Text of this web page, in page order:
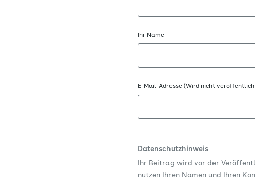
Ihr Name
E-Mail-Adresse (Wird nicht
Datenschutzhinweis
Ihr Beitrag wird vor der
nutzen Ihren Namen und Ihren